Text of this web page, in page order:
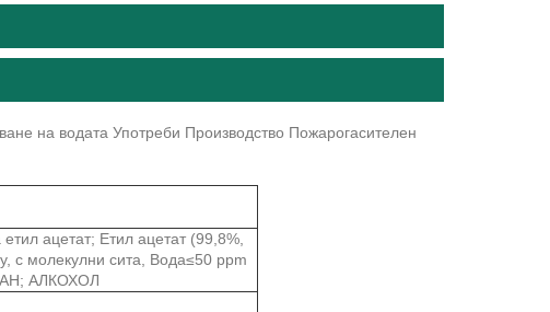
на водата Употреби Производство Пожарогасителен
ацетат; Етил ацетат (99,8%,
с молекулни сита, Вода≤50 ppm
АЛКОХОЛ